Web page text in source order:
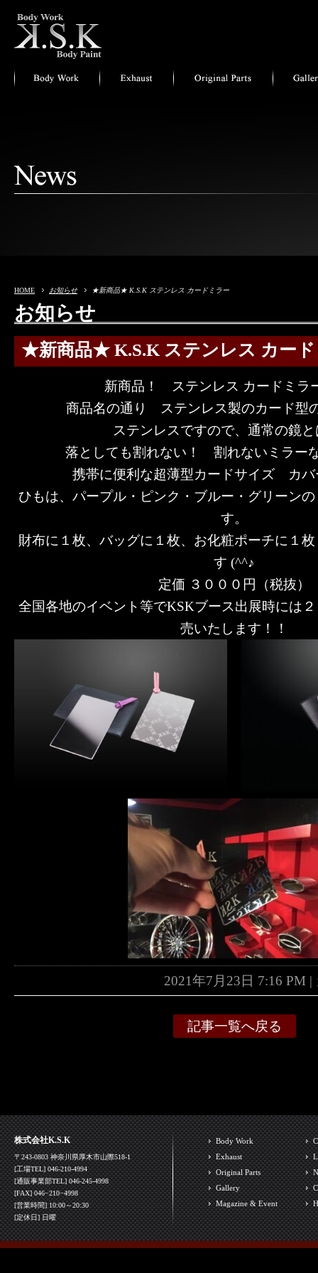
HOME お知らせ ★新商品★ K.S.K ステンレス カードミラー
お知らせ
★新商品★ K.S.K ステンレス カード
新商品！ ステンレス カードミラ
商品名の通り ステンレス製のカード型
ステンレスですので、通常の鏡
落としても割れない！ 割れないミラー
携帯に便利な超薄型カードサイズ カバ
ひもは、パープル・ピンク・ブルー・グリーン
す。
財布に１枚、バッグに１枚、お化粧ポーチに１
す (^^♪
定価 ３０００円（税抜）
全国各地のイベント等でKSKブース出展時には
売いたします！！
2021年7月23日 7:16 PM
記事一覧へ戻る
株式会社K.S.K
〒243-0803 神奈川県厚木市山際518-1
[工場TEL] 046-210-4994
[通販事業部TEL] 046-245-4998
[FAX] 046−210−4998
[営業時間] 10:00～20:30
[定休日] 日曜
Body Work
Exhaust
Original Parts
Gallery
Magazine & Event